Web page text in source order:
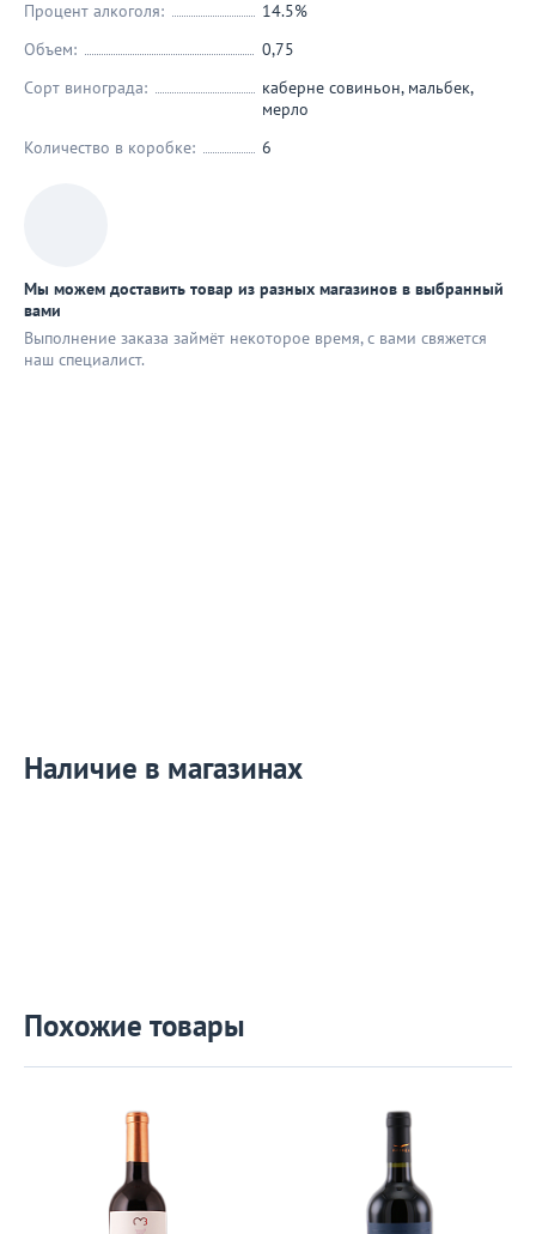
Процент алкоголя:
14.5%
Объем:
0,75
Сорт винограда:
каберне совиньон, мальбек,
мерло
Количество в коробке:
6
Мы можем доставить товар из разных магазинов в выбранный
вами
Выполнение заказа займёт некоторое время, с вами свяжется
наш специaлист.
Наличие в магазинах
Похожие товары